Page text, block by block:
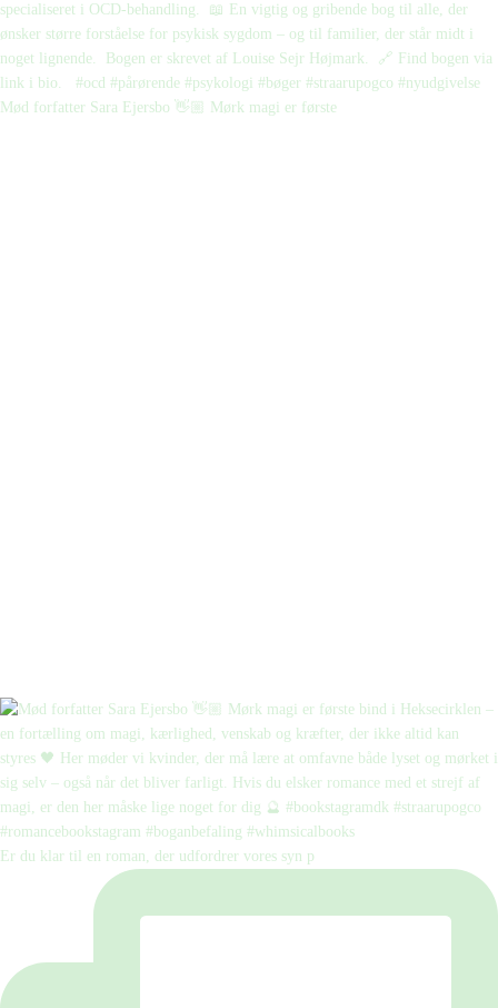
Mød forfatter Sara Ejersbo 👋🏼 Mørk magi er første
Er du klar til en roman, der udfordrer vores syn p